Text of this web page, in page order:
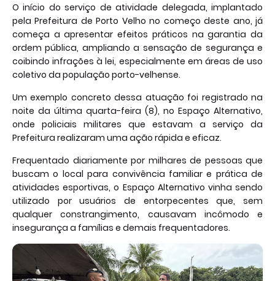
O início do serviço de atividade delegada, implantado
pela Prefeitura de Porto Velho no começo deste ano, já
começa a apresentar efeitos práticos na garantia da
ordem pública, ampliando a sensação de segurança e
coibindo infrações à lei, especialmente em áreas de uso
coletivo da população porto-velhense.
Um exemplo concreto dessa atuação foi registrado na
noite da última quarta-feira (8), no Espaço Alternativo,
onde policiais militares que estavam a serviço da
Prefeitura realizaram uma ação rápida e eficaz.
Frequentado diariamente por milhares de pessoas que
buscam o local para convivência familiar e prática de
atividades esportivas, o Espaço Alternativo vinha sendo
utilizado por usuários de entorpecentes que, sem
qualquer constrangimento, causavam incômodo e
insegurança a famílias e demais frequentadores.